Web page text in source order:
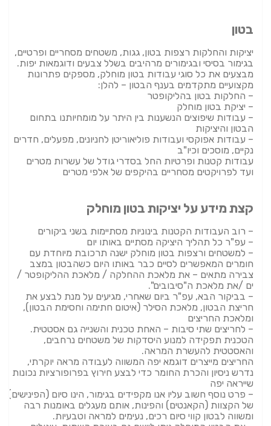
בטון
יציקות והחלקות רצפות בטון, גגות, משטחים מסחריים ופרטיים,
בגימור בסיסי ובגימורים מרהיבים בשלל צבעים ודוגמאות יפות.
מבצעים את כל סוגי עבודות בטון מוחלק, מספקים פתרונות
מקצועיים מתקדמים בענף הבטון – להלן:
– החלקות בטון בהליקופטר
– יציקת בטון מוחלק
– עבודות שיפוצים הנשענות בין היתר על מומחיותנו בתחום
הבטון והיציקות
– עבודות אפוקסי ועבודות פוליאוריטן לחניונים, מפעלים, חדרים
נקיים, מוסכים וכיו"ב
עבודות קטנות ופרטיות החל בסדרי גודל של עשרות מטרים
ועד לפרויקטים מסחריים בהיקפים של אלפי מטרים
קצת מידע על יציקות בטון מוחלק
– רוב העבודות הקטנות בינוניות מסתיימות בשני ביקורים
– עפ"ר כל תהליך היציקה מסתיים באותו יום
– למשטחים ורצפות בטון מוחלק ישנה תרכובת מיוחדת עם
חומרים המאפשרים לסיים כבר באותו היום כשהבטון במצב
צבירה מתאים – את מלאכת ההחלקה / מלאכת ההליקופטר /
ים /את מלאכת ה"סיבובים".
– בביקור הבא, עפ"ר ביום שאחרי, מגיעים על מנת לבצע את
חריצת הבטון, מלאכת הסילר (איטום חתימה וחסימת הבטון),
ומלאכת החריצים
– לחריצים שתי סיבות – האחת טכנית והשנייה גם אסטטית.
הטכנית תפקידה למנוע היסדקות של משטחים נרחבים,
והאסטטית להעשרת המראה.
החריצים מייצרים דוגמא יפה המשווה לעבודה מראה יוקרתי,
נדרש ניסיון והכרת החומר כדי לבצע חירוץ בפרופורציות נכונות
שייראה יפה
– פרט נוסף חשוב עליו אנו מקפידים בגימור, הינו סיום (הפינישים)
של הקצוות (הקאנטים) והפינות, אותם מעגלים באומנות רבה
ומשווה לבטון קווי סיום רכים, נעימים למראה וטבעיות.